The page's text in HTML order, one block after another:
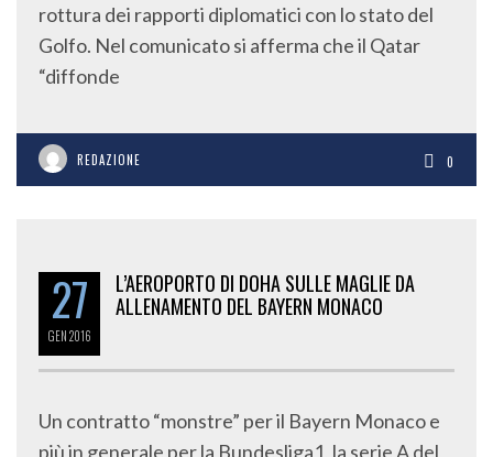
rottura dei rapporti diplomatici con lo stato del
Golfo. Nel comunicato si afferma che il Qatar
“diffonde
REDAZIONE 0
27
GEN2016
L’AEROPORTO DI DOHA SULLE MAGLIE DA
ALLENAMENTO DEL BAYERN MONACO
Un contratto “monstre” per il Bayern Monaco e
più in generale per la Bundesliga1, la serie A del